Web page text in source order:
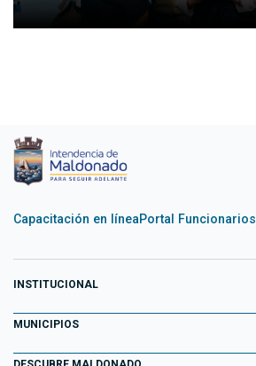
Capacitación en líneaPortal Funcionarios
INSTITUCIONAL
Equipo de Gobierno
Primeros 100 días
MUNICIPIOS
Aiguá